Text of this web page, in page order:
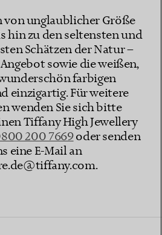
von unglaublicher Größe
hin zu den seltensten und
Schätzen der Natur –
sowie die weißen,
farbigen
einzigartig. Für weitere
wenden Sie sich bitte
Tiffany High Jewellery
200 7669oder senden
eine E-Mail an